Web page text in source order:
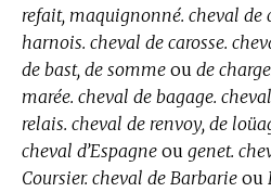
refait, maquignonné. cheval de
harnois. cheval de carosse.
de bast, de somme ou de
marée. cheval de bagage.
relais. cheval de renvoy, de
cheval d’Espagne ou genet.
Coursier. cheval de Barbarie ou